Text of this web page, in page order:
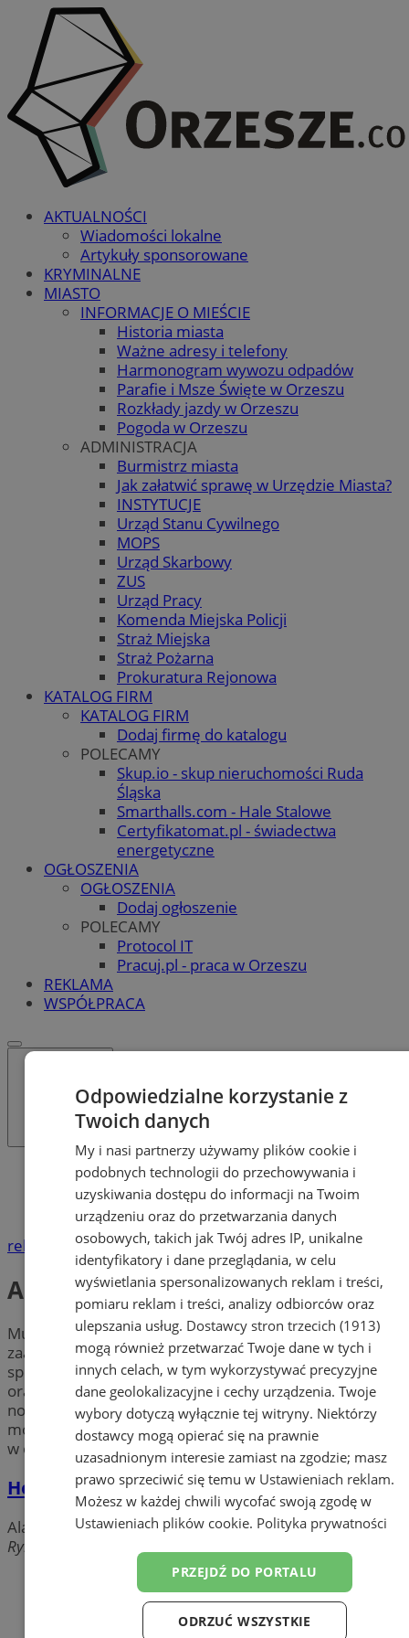
AKTUALNOŚCI
Wiadomości lokalne
Artykuły sponsorowane
KRYMINALNE
MIASTO
INFORMACJE O MIEŚCIE
Historia miasta
Ważne adresy i telefony
Harmonogram wywozu odpadów
Parafie i Msze Święte w Orzeszu
Rozkłady jazdy w Orzeszu
Pogoda w Orzeszu
ADMINISTRACJA
Burmistrz miasta
Jak załatwić sprawę w Urzędzie Miasta?
INSTYTUCJE
Urząd Stanu Cywilnego
MOPS
Urząd Skarbowy
ZUS
Urząd Pracy
Komenda Miejska Policji
Straż Miejska
Straż Pożarna
Prokuratura Rejonowa
KATALOG FIRM
KATALOG FIRM
Dodaj firmę do katalogu
POLECAMY
Skup.io - skup nieruchomości Ruda
Śląska
Smarthalls.com - Hale Stalowe
Certyfikatomat.pl - świadectwa
energetyczne
OGŁOSZENIA
OGŁOSZENIA
Dodaj ogłoszenie
POLECAMY
Protocol IT
Pracuj.pl - praca w Orzeszu
REKLAMA
WSPÓŁPRACA
Katalog firm
Dom i Budownictwo
Alarmy i zabezpieczenia
reklama
Alarmy i zabezpieczenia
Musisz zainstalowaćalarm? Chcesz poznać najbardziej
zaawansowanezabezpieczenia? Sprawdź firmy
specjalizujące się w zabezpieczaniu domów prywatnych
oraz innych obiektów w mieście Orzesze. Zapoznaj się z
nowoczesnymi instalacjami, systemami alarmowymi,
monitoringiem czy domofonami. Wybierz swoją firmę
w okolicy Orzesza i poczuj się bezpiecznie!
Hero S.C.
Alarmy i zabezpieczenia
Rynek, 43-180 Orzesze
Pozostałe firmy w kategorii
Odpowiedzialne korzystanie z
Twoich danych
My i nasi partnerzy używamy plików cookie i
podobnych technologii do przechowywania i
uzyskiwania dostępu do informacji na Twoim
urządzeniu oraz do przetwarzania danych
osobowych, takich jak Twój adres IP, unikalne
identyfikatory i dane przeglądania, w celu
wyświetlania spersonalizowanych reklam i treści,
pomiaru reklam i treści, analizy odbiorców oraz
ulepszania usług. Dostawcy stron trzecich (1913)
mogą również przetwarzać Twoje dane w tych i
innych celach, w tym wykorzystywać precyzyjne
dane geolokalizacyjne i cechy urządzenia. Twoje
wybory dotyczą wyłącznie tej witryny. Niektórzy
dostawcy mogą opierać się na prawnie
uzasadnionym interesie zamiast na zgodzie; masz
prawo sprzeciwić się temu w Ustawieniach reklam.
Możesz w każdej chwili wycofać swoją zgodę w
Ustawieniach plików cookie. Polityka prywatności
PRZEJDŹ DO PORTALU
ODRZUĆ WSZYSTKIE